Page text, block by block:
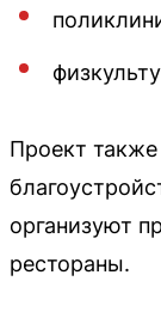
Проект
организуют
рестораны.